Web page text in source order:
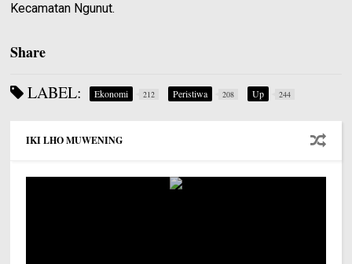
Kecamatan Ngunut.
Share
LABEL: Ekonomi 212 Peristiwa 208 Up 244
IKI LHO MUWENING